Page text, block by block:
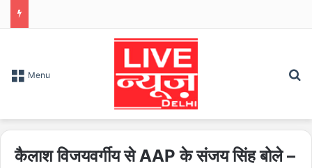
Menu
कैलाश विजयवर्गीय से AAP के संजय सिंह बोले –